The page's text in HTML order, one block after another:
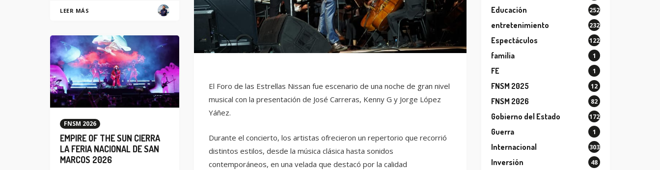
El Foro de las Estrellas Nissan fue escenario de una noche de gran nivel
musical con la presentación de José Carreras, Kenny G y Jorge López
Yáñez.
Durante el concierto, los artistas ofrecieron un repertorio que recorrió
distintos estilos, desde la música clásica hasta sonidos
contemporáneos, en una velada que destacó por la calidad
LEER MÁS
FNSM 2026
EMPIRE OF THE SUN CIERRA
LA FERIA NACIONAL DE SAN
MARCOS 2026
Educación 252
entretenimiento 232
Espectáculos 122
familia 1
FE 1
FNSM 2025 12
FNSM 2026 82
Gobierno del Estado 172
Guerra 1
Internacional 303
Inversión 48